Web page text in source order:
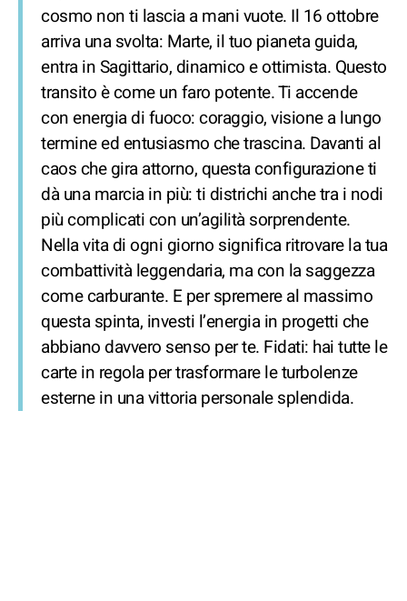
cosmo non ti lascia a mani vuote. Il 16 ottobre
arriva una svolta: Marte, il tuo pianeta guida,
entra in Sagittario, dinamico e ottimista. Questo
transito è come un faro potente. Ti accende
con energia di fuoco: coraggio, visione a lungo
termine ed entusiasmo che trascina. Davanti al
caos che gira attorno, questa configurazione ti
dà una marcia in più: ti districhi anche tra i nodi
più complicati con un’agilità sorprendente.
Nella vita di ogni giorno significa ritrovare la tua
combattività leggendaria, ma con la saggezza
come carburante. E per spremere al massimo
questa spinta, investi l’energia in progetti che
abbiano davvero senso per te. Fidati: hai tutte le
carte in regola per trasformare le turbolenze
esterne in una vittoria personale splendida.